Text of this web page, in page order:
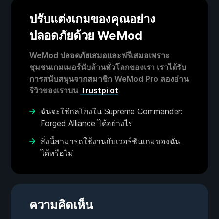
ปรับแต่งเกมของคุณอย่าง
ปลอดภัยด้วย WeMod
WeMod ปลอดภัยเสมอและฟรีเสมอเพราะ
ชุมชนเกมเมอร์นับล้านทั่วโลกของเรา เราได้รับ
การสนับสนุนจากสมาชิก WeMod Pro ลองอ่าน
รีวิวของเราบน Trustpilot
ฉันจะใช้กลโกงใน Supreme Commander:
Forged Alliance ได้อย่างไร
สิ่งนี้สามารถใช้งานกับเวอร์ชันเกมของฉัน
ได้หรือไม่
ความคิดเห็น